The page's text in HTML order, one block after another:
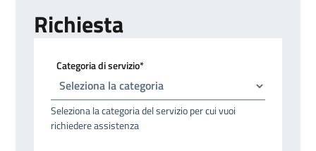
Richiesta
Categoria di servizio*
Seleziona la categoria del servizio per cui vuoi
richiedere assistenza